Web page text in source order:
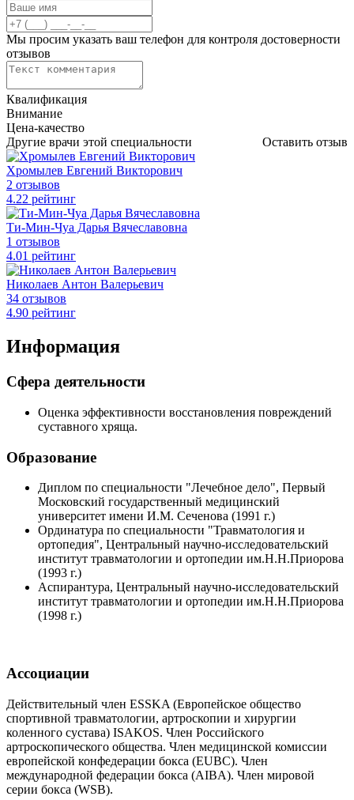
Мы просим указать ваш телефон для контроля достоверности
отзывов
Квалификация
Внимание
Цена-качество
Оставить отзыв
Другие врачи этой специальности
Хромылев Евгений Викторович
2 отзывов
4.22 рейтинг
Ти-Мин-Чуа Дарья Вячеславовна
1 отзывов
4.01 рейтинг
Николаев Антон Валерьевич
34 отзывов
4.90 рейтинг
Информация
Сфера деятельности
Оценка эффективности восстановления повреждений
суставного хряща.
Образование
Диплом по специальности "Лечебное дело", Первый
Московский государственный медицинский
университет имени И.М. Сеченова (1991 г.)
Ординатура по специальности "Травматология и
ортопедия", Центральный научно-исследовательский
институт травматологии и ортопедии им.Н.Н.Приорова
(1993 г.)
Аспирантура, Центральный научно-исследовательский
институт травматологии и ортопедии им.Н.Н.Приорова
(1998 г.)
Ассоциации
Действительный член ESSKA (Европейское общество
спортивной травматологии, артроскопии и хирургии
коленного сустава) ISAKOS. Член Российского
артроскопического общества. Член медицинской комиссии
европейской конфедерации бокса (EUBC). Член
международной федерации бокса (AIBA). Член мировой
серии бокса (WSB).